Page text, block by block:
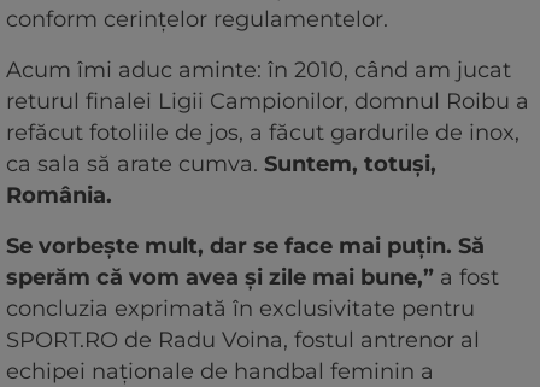
conform cerințelor regulamentelor.
Acum îmi aduc aminte: în 2010, când am jucat
returul finalei Ligii Campionilor, domnul Roibu a
refăcut fotoliile de jos, a făcut gardurile de inox,
ca sala să arate cumva. Suntem, totuși,
România.
Se vorbește mult, dar se face mai puțin. Să
sperăm că vom avea și zile mai bune,” a fost
concluzia exprimată în exclusivitate pentru
SPORT.RO de Radu Voina, fostul antrenor al
echipei naționale de handbal feminin a